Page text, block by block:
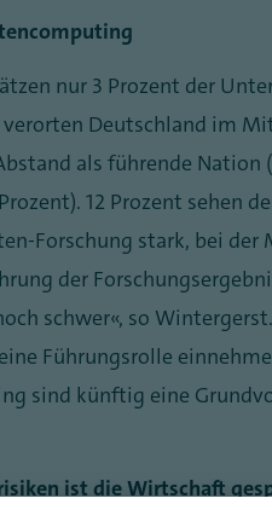
nur 3 Prozent der
Deutschland im
als führende Nation
12 Prozent sehen
Forschung stark, bei
der
schwer“, so
Führungsrolle
sind künftig eine
ist die Wirtschaft